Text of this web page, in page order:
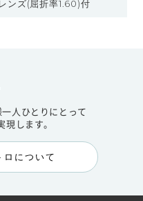
ンズ(屈折率1.60)付
人ひとりにとって
現します。
ロについて